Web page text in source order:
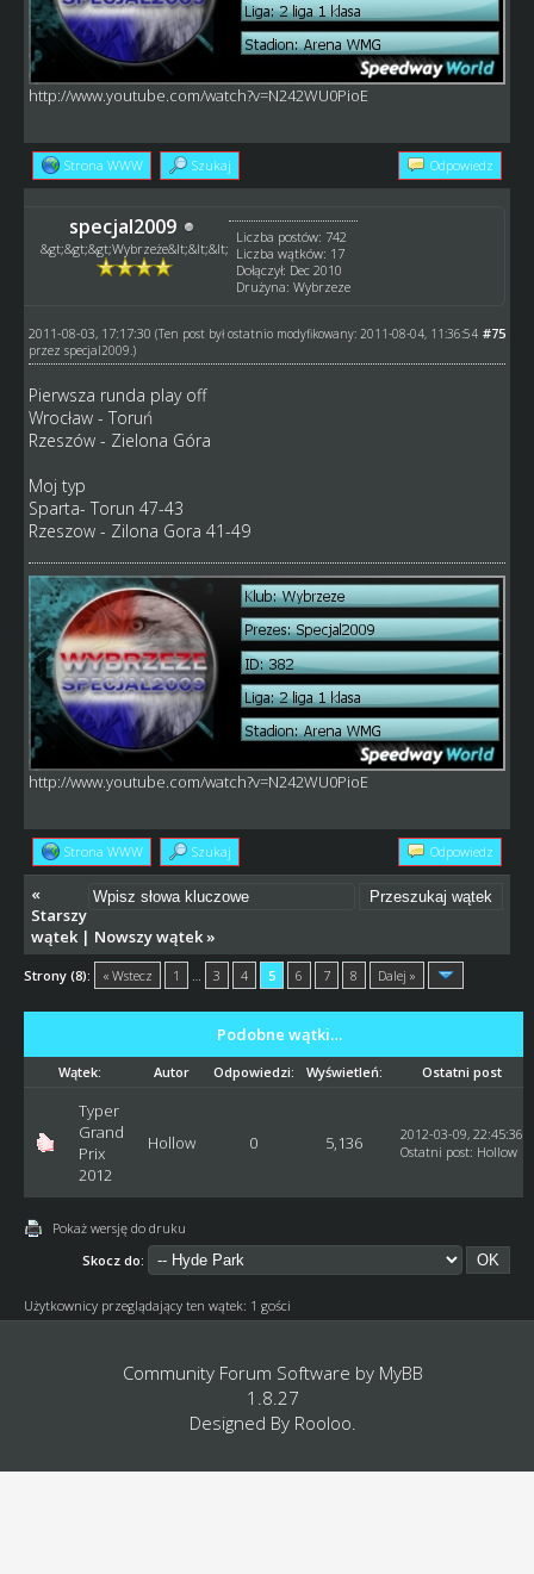
http://www.youtube.com/watch?v=N242WU0PioE
Strona WWW Szukaj Odpowiedz
specjal2009
&gt;&gt;&gt;Wybrzeże&lt;&lt;&lt;
Liczba postów: 742
Liczba wątków: 17
Dołączył: Dec 2010
Drużyna: Wybrzeze
#75
2011-08-03, 17:17:30 (Ten post był ostatnio modyfikowany: 2011-08-04, 11:36:54
przez specjal2009.)
Pierwsza runda play off
Wrocław - Toruń
Rzeszów - Zielona Góra
Moj typ
Sparta- Torun 47-43
Rzeszow - Zilona Gora 41-49
http://www.youtube.com/watch?v=N242WU0PioE
Strona WWW Szukaj Odpowiedz
«
Starszy
wątek| Nowszy wątek»
Strony (8): « Wstecz 1 … 3 4 5 6 7 8 Dalej »
Podobne wątki…
Wątek: Autor Odpowiedzi: Wyświetleń: Ostatni post
Typer
Grand
Prix
2012
Hollow 0 5,136
2012-03-09, 22:45:36
Ostatni post: Hollow
Pokaż wersję do druku
Skocz do:
Użytkownicy przeglądający ten wątek: 1 gości
Community Forum Software by MyBB
1.8.27
Designed By Rooloo.